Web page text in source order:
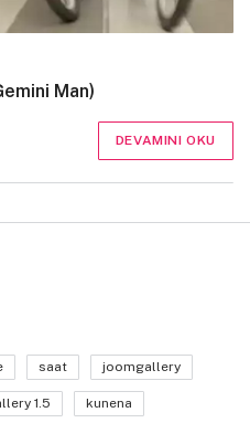
Man)
DEVAMINI OKU
saat joomgallery
1.5 kunena